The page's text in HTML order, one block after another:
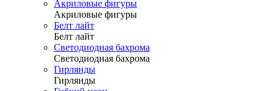
Акриловые фигуры
Акриловые фигуры
Белт лайт
Белт лайт
Светодиодная бахрома
Светодиодная бахрома
Гирлянды
Гирлянды